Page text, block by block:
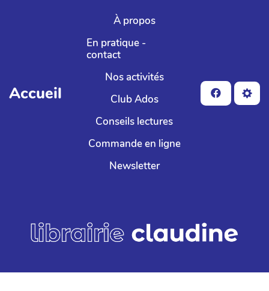
Aller au contenu principal
Accueil
À propos
En pratique -
contact
Nos activités
Club Ados
Conseils lectures
Commande en ligne
Newsletter